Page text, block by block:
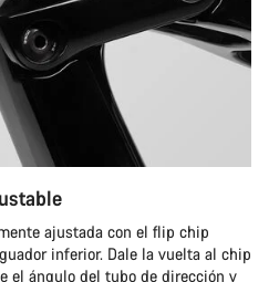
ajustada con el flip chip
inferior. Dale la vuelta al chip
el ángulo del tubo de dirección y